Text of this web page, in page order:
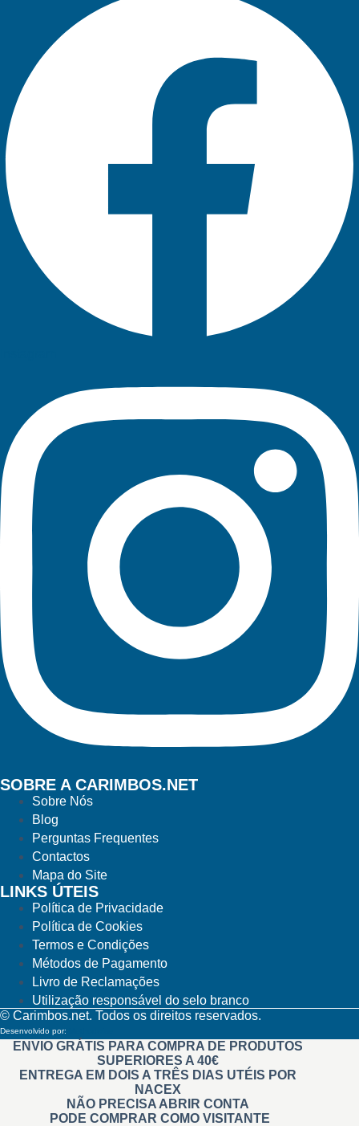
SOBRE A CARIMBOS.NET
Sobre Nós
Blog
Perguntas Frequentes
Contactos
Mapa do Site
LINKS ÚTEIS
Política de Privacidade
Política de Cookies
Termos e Condições
Métodos de Pagamento
Livro de Reclamações
Utilização responsável do selo branco
© Carimbos.net. Todos os direitos reservados.
Desenvolvido por:
ENVIO GRÁTIS PARA COMPRA DE PRODUTOS
SUPERIORES A 40€
ENTREGA EM DOIS A TRÊS DIAS UTÉIS POR
NACEX
NÃO PRECISA ABRIR CONTA
PODE COMPRAR COMO VISITANTE